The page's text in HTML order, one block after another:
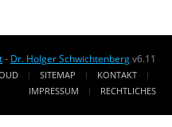
- Dr. Holger Schwichtenbergv6.11
SITEMAP
KONTAKT
IMPRESSUM
RECHTLICHES